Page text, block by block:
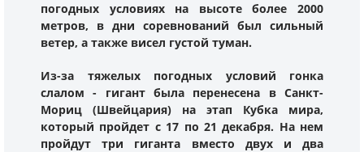
погодных условиях на высоте более 2000
метров, в дни соревнований был сильный
ветер, а также висел густой туман.
Из-за тяжелых погодных условий гонка
слалом - гигант была перенесена в Санкт-
Мориц (Швейцария) на этап Кубка мира,
который пройдет с 17 по 21 декабря. На нем
пройдут три гиганта вместо двух и два